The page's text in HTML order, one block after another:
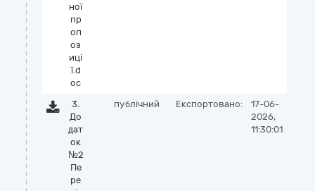
ної
пр
оп
оз
иці
ї.d
oc
3.
До
дат
ок
№2
Пе
ре
публічний Експортовано:
17-06-
2026,
11:30:01